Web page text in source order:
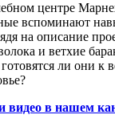
центре
вспоминают
на описание
и ветхие
ли они к
видео в нашем